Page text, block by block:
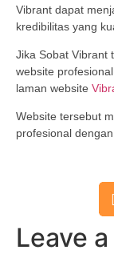
Vibrant dapat
kredibilitas yang
Jika Sobat Vibrant
website
laman website
Website tersebut
profesional
Leave